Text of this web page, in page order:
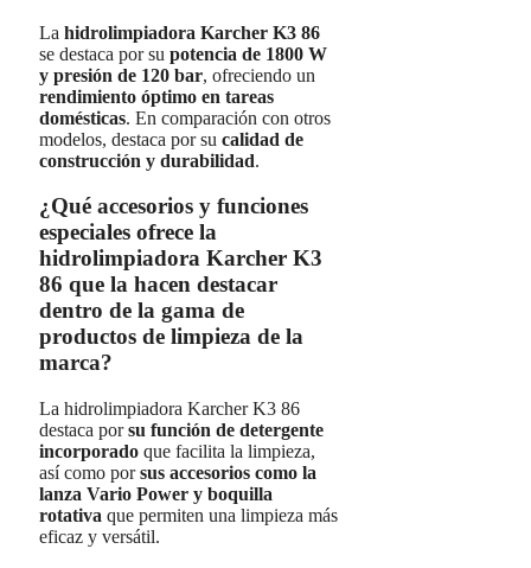
La hidrolimpiadora Karcher K3 86
se destaca por su potencia de 1800 W
y presión de 120 bar, ofreciendo un
rendimiento óptimo en tareas
domésticas. En comparación con otros
modelos, destaca por su calidad de
construcción y durabilidad.
¿Qué accesorios y funciones
especiales ofrece la
hidrolimpiadora Karcher K3
86 que la hacen destacar
dentro de la gama de
productos de limpieza de la
marca?
La hidrolimpiadora Karcher K3 86
destaca porsu función de detergente
incorporado que facilita la limpieza,
así como porsus accesorios como la
lanza Vario Power y boquilla
rotativa que permiten una limpieza más
eficaz y versátil.